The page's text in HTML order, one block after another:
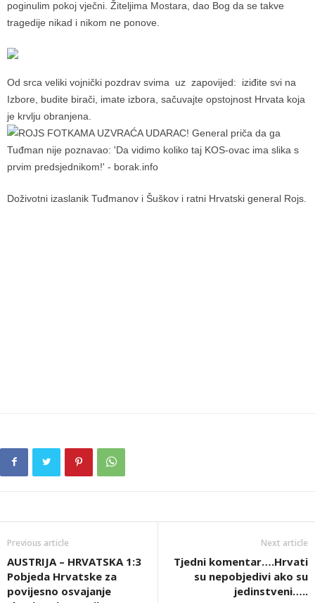
poginulim pokoj vječni. Žiteljima Mostara, dao Bog da se takve
tragedije nikad i nikom ne ponove.
Od srca veliki vojnički pozdrav svima uz zapovijed: iziđite svi na
Izbore, budite birači, imate izbora, sačuvajte opstojnost Hrvata koja
je krvlju obranjena.
Doživotni izaslanik Tuđmanov i Šuškov i ratni Hrvatski general Rojs.
Previous article
AUSTRIJA – HRVATSKA 1:3
Pobjeda Hrvatske za
povijesno osvajanje
Next article
Tjedni komentar….Hrvati
su nepobjedivi ako su
jedinstveni…..